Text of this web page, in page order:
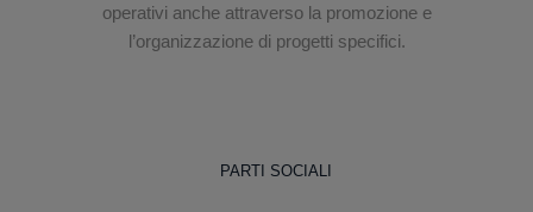
operativi anche attraverso la promozione e
l’organizzazione di progetti specifici.
PARTI SOCIALI